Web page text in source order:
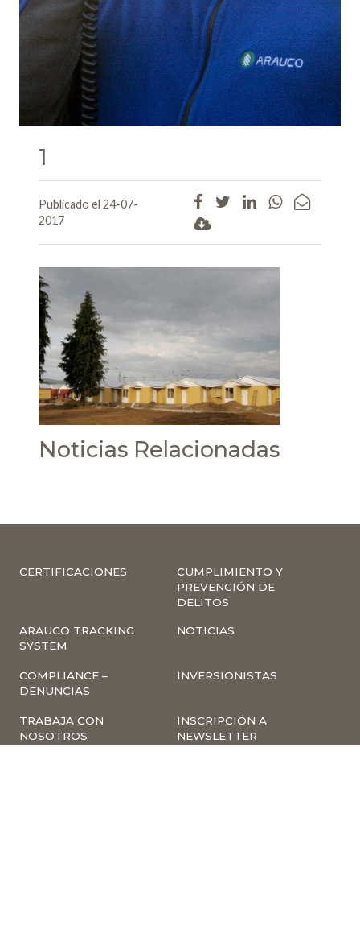
1
Publicado el 24-07-
2017
Noticias Relacionadas
CERTIFICACIONES
CUMPLIMIENTO Y
PREVENCIÓN DE
DELITOS
ARAUCO TRACKING
SYSTEM
NOTICIAS
COMPLIANCE –
DENUNCIAS
INVERSIONISTAS
TRABAJA CON
NOSOTROS
INSCRIPCIÓN A
NEWSLETTER